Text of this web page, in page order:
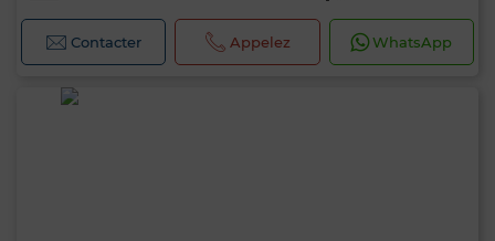
Contacter Appelez WhatsApp